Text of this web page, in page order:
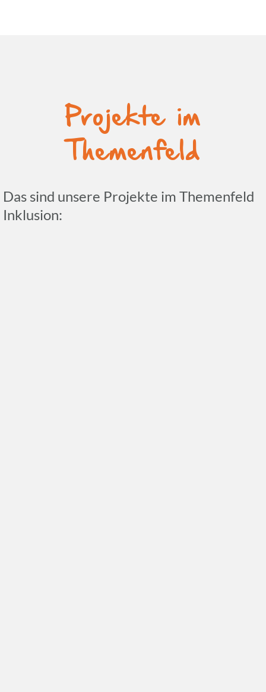
Projekte im
Themenfeld
Das sind unsere Projekte im Themen­feld
Inklusion: